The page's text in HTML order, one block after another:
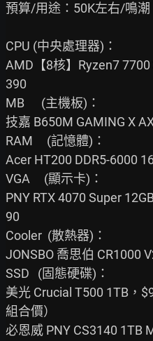
預算/用途：50K左右/鳴潮
CPU (中央處理器)：
AMD【8核】Ryzen7
390
MB      (主機板)：
技嘉 B650M GAMING X
RAM     (記憶體)：
Acer HT200 DDR5-6000
VGA     (顯示卡)：
PNY RTX 4070 Super
90
Cooler  (散熱器)：
JONSBO 喬思伯 CR1000
SSD   (固態硬碟)：
美光 Crucial T500 1TB，
組合價）
必恩威 PNY CS3140 1TB